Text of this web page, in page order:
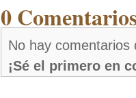
0
No hay comentarios
¡Sé el primero en